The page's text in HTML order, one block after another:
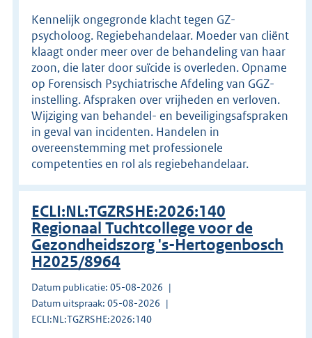
Kennelijk ongegronde klacht tegen GZ-
psycholoog. Regiebehandelaar. Moeder van cliënt
klaagt onder meer over de behandeling van haar
zoon, die later door suïcide is overleden. Opname
op Forensisch Psychiatrische Afdeling van GGZ-
instelling. Afspraken over vrijheden en verloven.
Wijziging van behandel- en beveiligingsafspraken
in geval van incidenten. Handelen in
overeenstemming met professionele
competenties en rol als regiebehandelaar.
ECLI:NL:TGZRSHE:2026:140
Regionaal Tuchtcollege voor de
Gezondheidszorg 's-Hertogenbosch
H2025/8964
Datum publicatie: 05-08-2026
Datum uitspraak: 05-08-2026
ECLI:NL:TGZRSHE:2026:140